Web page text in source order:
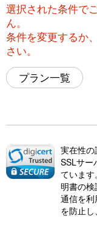
選択された条件で
ん。
条件を変更するか
さい。
プラン一覧
実在性
SSLサー
ていま
明書の
通信を
を防止